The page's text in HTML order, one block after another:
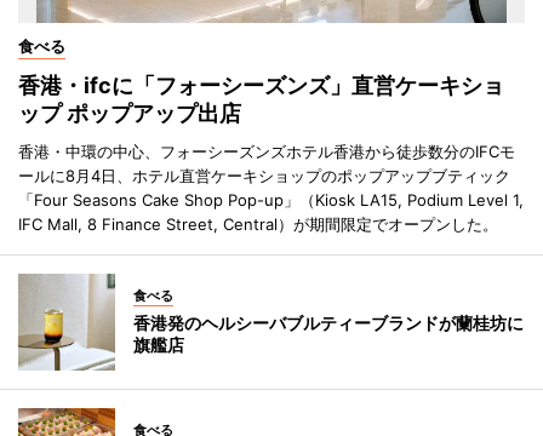
食べる
香港・ifcに「フォーシーズンズ」直営ケーキショ
ップ ポップアップ出店
香港・中環の中心、フォーシーズンズホテル香港から徒歩数分のIFCモ
ールに8月4日、ホテル直営ケーキショップのポップアップブティック
「Four Seasons Cake Shop Pop-up」（Kiosk LA15, Podium Level 1,
IFC Mall, 8 Finance Street, Central）が期間限定でオープンした。
食べる
香港発のヘルシーバブルティーブランドが蘭桂坊に
旗艦店
食べる